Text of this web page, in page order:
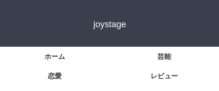
joystage
ホーム 芸能
恋愛 レビュー